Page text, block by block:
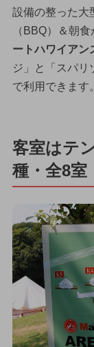
設備の整った大
（BBQ）＆朝食
ートハワイアン
ジ」と「スパリ
で利用できます。
客室はテ
種・全8室